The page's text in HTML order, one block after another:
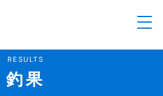
RESULTS
釣果